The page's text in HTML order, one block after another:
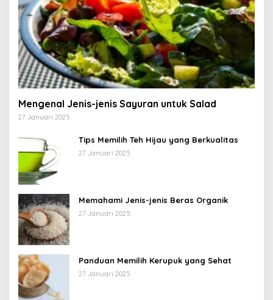
Mengenal Jenis-jenis Sayuran untuk Salad
27 Januari 2025
Tips Memilih Teh Hijau yang Berkualitas
27 Januari 2025
Memahami Jenis-jenis Beras Organik
27 Januari 2025
Panduan Memilih Kerupuk yang Sehat
27 Januari 2025